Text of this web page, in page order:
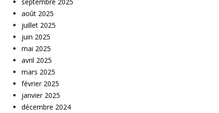
août 2025
juillet 2025
juin 2025
mai 2025
avril 2025
mars 2025
février 2025
janvier 2025
décembre 2024